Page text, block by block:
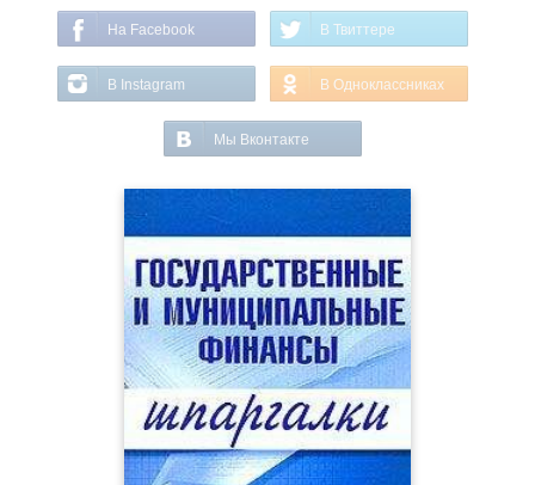
На Facebook В Твиттере
В Instagram В Одноклассниках
Мы Вконтакте